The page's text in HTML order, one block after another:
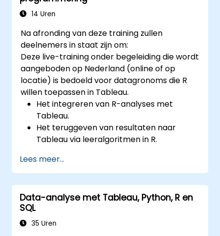
14 Uren
Na afronding van deze training zullen
deelnemers in staat zijn om:
Deze live-training onder begeleiding die wordt
aangeboden op Nederland (online of op
locatie) is bedoeld voor datagronoms die R
willen toepassen in Tableau.
Het integreren van R-analyses met
Tableau.
Het teruggeven van resultaten naar
Tableau via leeralgoritmen in R.
functies binnen Tableau.
Het nemen van data-gestuurde
beslissingen ten behoeve van
bedrijfsvoering.
Lees meer...
Data-analyse met Tableau, Python, R en
SQL
35 Uren